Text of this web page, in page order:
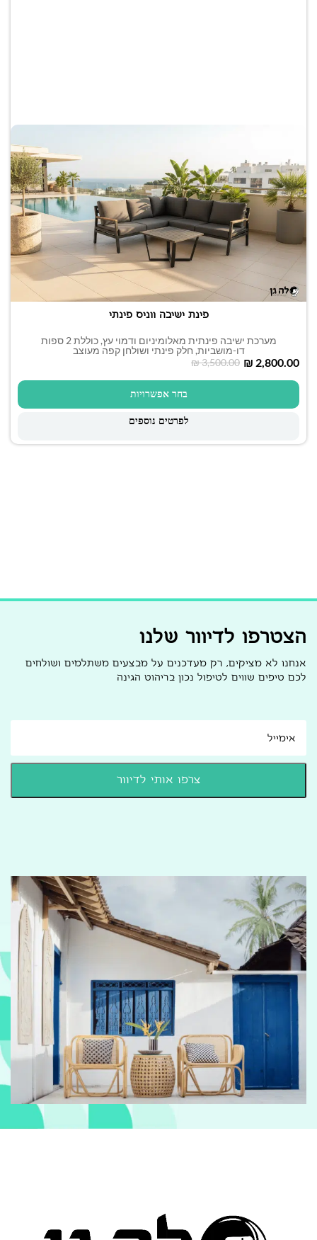
פינת ישיבה ווניס פינתי
מערכת ישיבה פינתית מאלומיניום ודמוי עץ, כוללת 2 ספות
דו-מושביות, חלק פינתי ושולחן קפה מעוצב
₪3,500.00 ₪ 2,800.00
בחר אפשרויות
לפרטים נוספים
הצטרפו לדיוור שלנו
אנחנו לא מציקים, רק מעדכנים על מבצעים משתלמים ושולחים
לכם טיפים שווים לטיפול נכון בריהוט הגינה